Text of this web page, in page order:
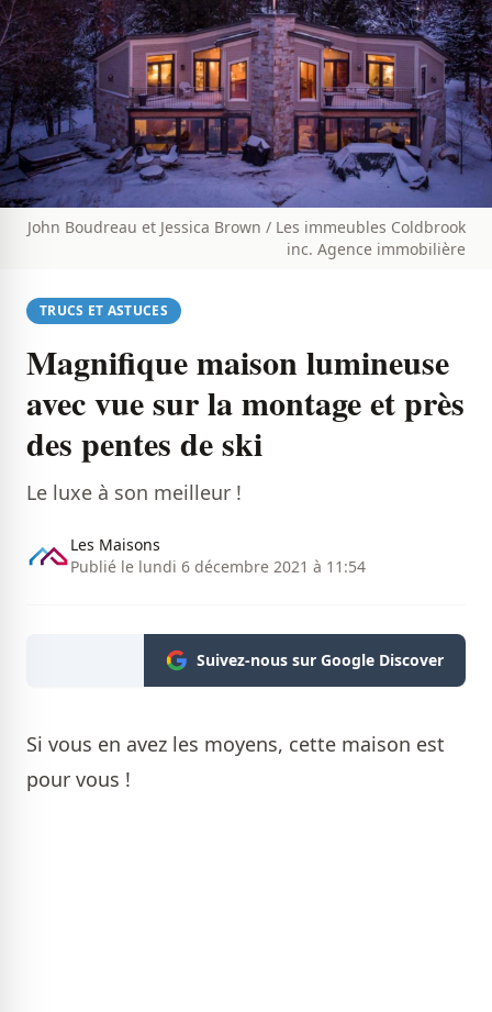
John Boudreau et Jessica Brown / Les immeubles Coldbrook
inc. Agence immobilière
TRUCS ET ASTUCES
Magnifique maison lumineuse
avec vue sur la montage et près
des pentes de ski
Le luxe à son meilleur !
Les Maisons
Publié le lundi 6 décembre 2021 à 11:54
Suivez-nous sur Google Discover
Si vous en avez les moyens, cette maison est
pour vous !